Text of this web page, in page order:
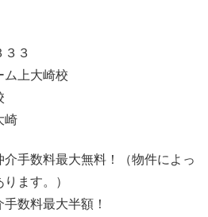
３
ム上大崎校
崎
手数料最大無料！（物件によっ
ます。）
数料最大半額！